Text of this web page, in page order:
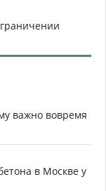
важно вовремя
в Москве у